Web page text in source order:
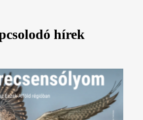
hírek